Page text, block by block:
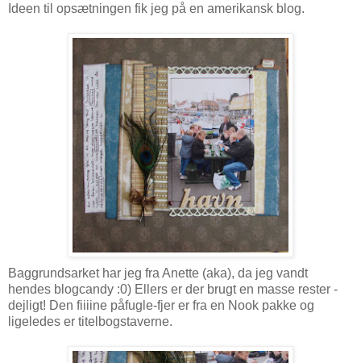
Ideen til opsætningen fik jeg på en amerikansk blog.
Baggrundsarket har jeg fra Anette (aka), da jeg vandt
hendes blogcandy :0) Ellers er der brugt en masse rester -
dejligt! Den fiiiine påfugle-fjer er fra en Nook pakke og
ligeledes er titelbogstaverne.